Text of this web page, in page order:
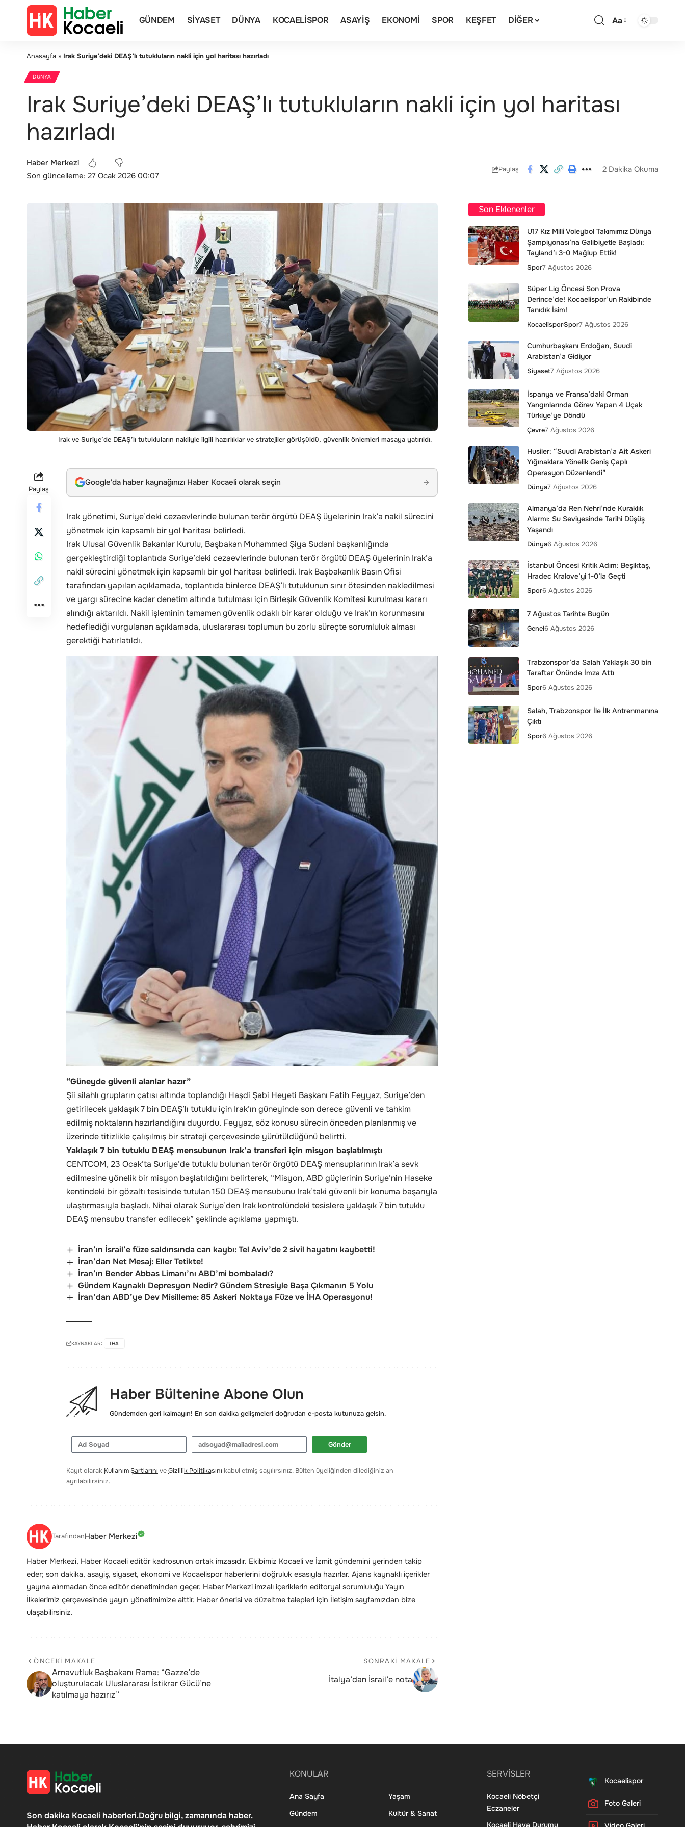
GÜNDEM SIYASET DÜNYA KOCAELISPOR ASAYIŞ EKONOMI SPOR KEŞFET DIĞER Aa
Anasayfa » Irak Suriye’deki DEAŞ’lı tutukluların nakli için yol haritası hazırladı
DÜNYA
Irak Suriye’deki DEAŞ’lı tutukluların nakli için yol haritası
hazırladı
Son güncelleme: 27 Ocak 2026 00:07
Haber Merkezi
Paylaş 2 Dakika Okuma
Irak ve Suriye’de DEAŞ’lı tutukluların nakliyle ilgili hazırlıklar ve stratejiler görüşüldü, güvenlik önlemleri masaya yatırıldı.
Paylaş
Google'da haber kaynağınızı Haber Kocaeli olarak seçin →
Irak yönetimi, Suriye’deki cezaevlerinde bulunan terör örgütü DEAŞ üyelerinin Irak’a nakil sürecini
yönetmek için kapsamlı bir yol haritası belirledi.
Irak Ulusal Güvenlik Bakanlar Kurulu, Başbakan Muhammed Şiya Sudani başkanlığında
gerçekleştirdiği toplantıda Suriye’deki cezaevlerinde bulunan terör örgütü DEAŞ üyelerinin Irak’a
nakil sürecini yönetmek için kapsamlı bir yol haritası belirledi. Irak Başbakanlık Basın Ofisi
tarafından yapılan açıklamada, toplantıda binlerce DEAŞ’lı tutuklunun sınır ötesinden nakledilmesi
ve yargı sürecine kadar denetim altında tutulması için Birleşik Güvenlik Komitesi kurulması kararı
alındığı aktarıldı. Nakil işleminin tamamen güvenlik odaklı bir karar olduğu ve Irak’ın korunmasını
hedeflediği vurgulanan açıklamada, uluslararası toplumun bu zorlu süreçte sorumluluk alması
gerektiği hatırlatıldı.
“Güneyde güvenli alanlar hazır”
Şii silahlı grupların çatısı altında toplandığı Haşdi Şabi Heyeti Başkanı Fatih Feyyaz, Suriye’den
getirilecek yaklaşık 7 bin DEAŞ’lı tutuklu için Irak’ın güneyinde son derece güvenli ve tahkim
edilmiş noktaların hazırlandığını duyurdu. Feyyaz, söz konusu sürecin önceden planlanmış ve
üzerinde titizlikle çalışılmış bir strateji çerçevesinde yürütüldüğünü belirtti.
Yaklaşık 7 bin tutuklu DEAŞ mensubunun Irak’a transferi için misyon başlatılmıştı
CENTCOM, 23 Ocak’ta Suriye’de tutuklu bulunan terör örgütü DEAŞ mensuplarının Irak’a sevk
edilmesine yönelik bir misyon başlatıldığını belirterek, “Misyon, ABD güçlerinin Suriye’nin Haseke
kentindeki bir gözaltı tesisinde tutulan 150 DEAŞ mensubunu Irak’taki güvenli bir konuma başarıyla
ulaştırmasıyla başladı. Nihai olarak Suriye’den Irak kontrolündeki tesislere yaklaşık 7 bin tutuklu
DEAŞ mensubu transfer edilecek” şeklinde açıklama yapmıştı.
İran’ın İsrail’e füze saldırısında can kaybı: Tel Aviv’de 2 sivil hayatını kaybetti!
İran’dan Net Mesaj: Eller Tetikte!
İran’ın Bender Abbas Limanı’nı ABD’mi bombaladı?
Gündem Kaynaklı Depresyon Nedir? Gündem Stresiyle Başa Çıkmanın 5 Yolu
İran’dan ABD’ye Dev Misilleme: 85 Askeri Noktaya Füze ve İHA Operasyonu!
KAYNAKLAR: IHA
Haber Bültenine Abone Olun
Gündemden geri kalmayın! En son dakika gelişmeleri doğrudan e-posta kutunuza gelsin.
Gönder
Kayıt olarak Kullanım ŞartlarınıveGizlilik Politikasını kabul etmiş sayılırsınız. Bülten üyeliğinden dilediğiniz an
ayrılabilirsiniz.
TarafındanHaber Merkezi
Haber Merkezi, Haber Kocaeli editör kadrosunun ortak imzasıdır. Ekibimiz Kocaeli ve İzmit gündemini yerinden takip
eder; son dakika, asayiş, siyaset, ekonomi ve Kocaelispor haberlerini doğruluk esasıyla hazırlar. Ajans kaynaklı içerikler
yayına alınmadan önce editör denetiminden geçer. Haber Merkezi imzalı içeriklerin editoryal sorumluluğu Yayın
İlkelerimiz çerçevesinde yayın yönetimimize aittir. Haber önerisi ve düzeltme talepleri için İletişim sayfamızdan bize
ulaşabilirsiniz.
ÖNCEKI MAKALE
Arnavutluk Başbakanı Rama: “Gazze’de
oluşturulacak Uluslararası İstikrar Gücü’ne
katılmaya hazırız”
SONRAKI MAKALE
İtalya’dan İsrail’e nota
Son Eklenenler
U17 Kız Milli Voleybol Takımımız Dünya
Şampiyonası’na Galibiyetle Başladı:
Tayland’ı 3-0 Mağlup Ettik!
Spor7 Ağustos 2026
Süper Lig Öncesi Son Prova
Derince’de! Kocaelispor’un Rakibinde
Tanıdık İsim!
KocaelisporSpor7 Ağustos 2026
Cumhurbaşkanı Erdoğan, Suudi
Arabistan’a Gidiyor
Siyaset7 Ağustos 2026
İspanya ve Fransa’daki Orman
Yangınlarında Görev Yapan 4 Uçak
Türkiye’ye Döndü
Çevre7 Ağustos 2026
Husiler: “Suudi Arabistan’a Ait Askeri
Yığınaklara Yönelik Geniş Çaplı
Operasyon Düzenlendi”
Dünya7 Ağustos 2026
Almanya’da Ren Nehri’nde Kuraklık
Alarmı: Su Seviyesinde Tarihi Düşüş
Yaşandı
Dünya6 Ağustos 2026
İstanbul Öncesi Kritik Adım: Beşiktaş,
Hradec Kralove’yi 1-0’la Geçti
Spor6 Ağustos 2026
7 Ağustos Tarihte Bugün
Genel6 Ağustos 2026
Trabzonspor’da Salah Yaklaşık 30 bin
Taraftar Önünde İmza Attı
Spor6 Ağustos 2026
Salah, Trabzonspor İle İlk Antrenmanına
Çıktı
Spor6 Ağustos 2026
Son dakika Kocaeli haberleri.Doğru bilgi, zamanında haber.
KONULAR
Ana Sayfa
Gündem
Yaşam
Kültür & Sanat
SERVİSLER
Kocaeli Nöbetçi
Eczaneler
Kocaeli Hava Durumu
Kocaelispor
Foto Galeri